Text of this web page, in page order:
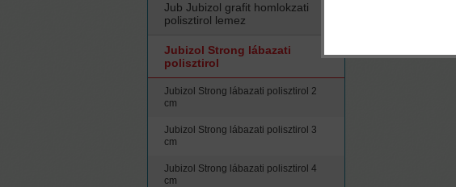
Jub Jubizol grafit homlokzati
polisztirol lemez
Jubizol Strong lábazati
polisztirol
Jubizol Strong lábazati polisztirol 2
cm
Jubizol Strong lábazati polisztirol 3
cm
Jubizol Strong lábazati polisztirol 4
cm